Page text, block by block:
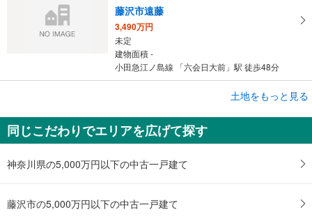
藤沢市遠藤
3,490万円
未定
建物面積 -
小田急江ノ島線 「六会日大前」駅 徒歩48分
藤沢市石川2丁目
3,650万円
未定
建物面積 -
土地をもっと見る
同じこだわりでエリアを広げて探す
神奈川県の5,000万円以下の中古一戸建て
藤沢市の5,000万円以下の中古一戸建て